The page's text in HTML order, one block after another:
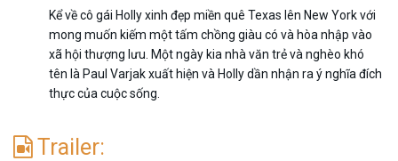
Kể về cô gái Holly xinh đẹp miền quê Texas lên New York với
mong muốn kiếm một tấm chồng giàu có và hòa nhập vào
xã hội thượng lưu. Một ngày kia nhà văn trẻ và nghèo khó
tên là Paul Varjak xuất hiện và Holly dần nhận ra ý nghĩa đích
thực của cuộc sống.
Trailer: